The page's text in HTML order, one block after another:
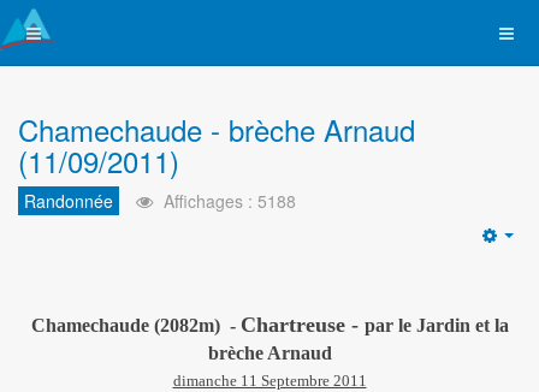
Chamechaude - brèche Arnaud
(11/09/2011)
Randonnée Affichages : 5188
Chamechaude (2082m) - Chartreuse - par le Jardin et la
brèche Arnaud
dimanche 11 Septembre 2011